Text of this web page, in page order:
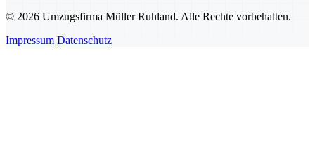
© 2026 Umzugsfirma Müller Ruhland. Alle Rechte vorbehalten.
Impressum Datenschutz